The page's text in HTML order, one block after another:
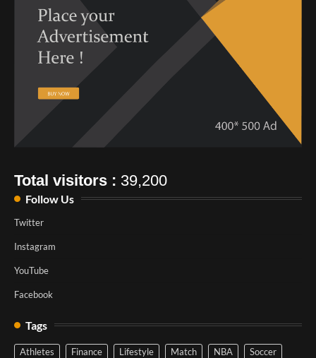
Total visitors : 39,200
Follow Us
Twitter
Instagram
YouTube
Facebook
Tags
Athletes Finance Lifestyle Match NBA Soccer